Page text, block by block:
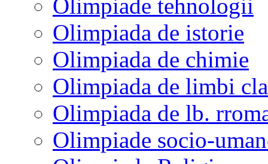
Olimpiade tehnologii
Olimpiada de istorie
Olimpiada de chimie
Olimpiada de limbi
Olimpiada de lb.
Olimpiade socio-